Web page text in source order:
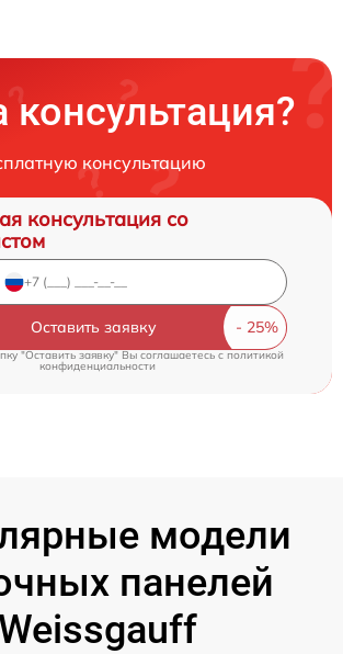
консультацию
консультация со
Оставить заявку
"Оставить заявку" Вы соглашаетесь cполитикой
конфиденциальности
модели
панелей
Weissgauff